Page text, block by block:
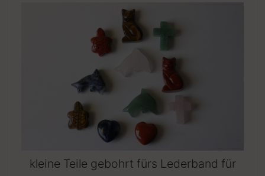
kleine Teile gebohrt fürs Lederband für